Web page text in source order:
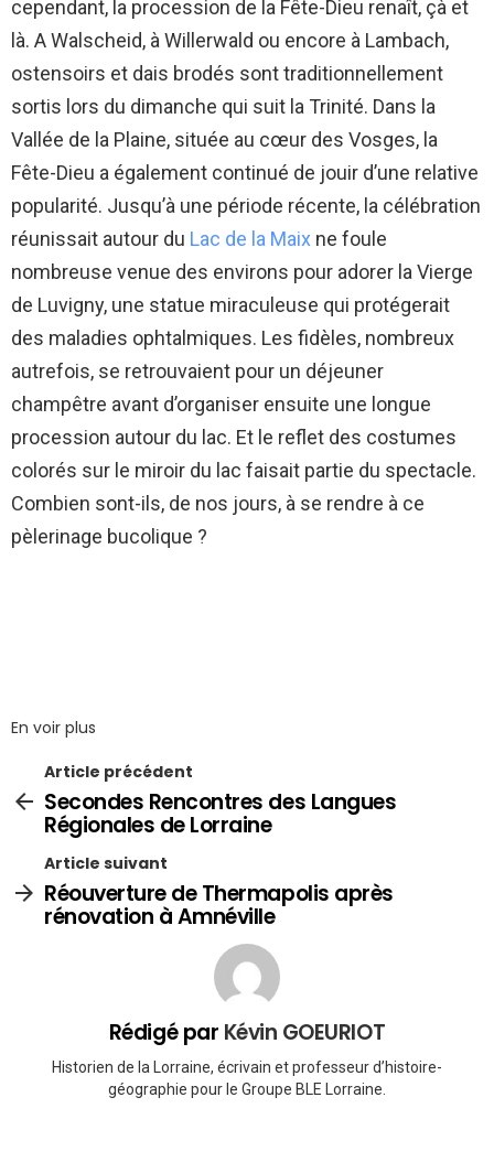
cependant, la procession de la Fête-Dieu renaît, çà et
là. A Walscheid, à Willerwald ou encore à Lambach,
ostensoirs et dais brodés sont traditionnellement
sortis lors du dimanche qui suit la Trinité. Dans la
Vallée de la Plaine, située au cœur des Vosges, la
Fête-Dieu a également continué de jouir d’une relative
popularité. Jusqu’à une période récente, la célébration
réunissait autour du Lac de la Maix ne foule
nombreuse venue des environs pour adorer la Vierge
de Luvigny, une statue miraculeuse qui protégerait
des maladies ophtalmiques. Les fidèles, nombreux
autrefois, se retrouvaient pour un déjeuner
champêtre avant d’organiser ensuite une longue
procession autour du lac. Et le reflet des costumes
colorés sur le miroir du lac faisait partie du spectacle.
Combien sont-ils, de nos jours, à se rendre à ce
pèlerinage bucolique ?
En voir plus
Article précédent
Secondes Rencontres des Langues
Régionales de Lorraine
Article suivant
Réouverture de Thermapolis après
rénovation à Amnéville
Rédigé par Kévin GOEURIOT
Historien de la Lorraine, écrivain et professeur d’histoire-
géographie pour le Groupe BLE Lorraine.